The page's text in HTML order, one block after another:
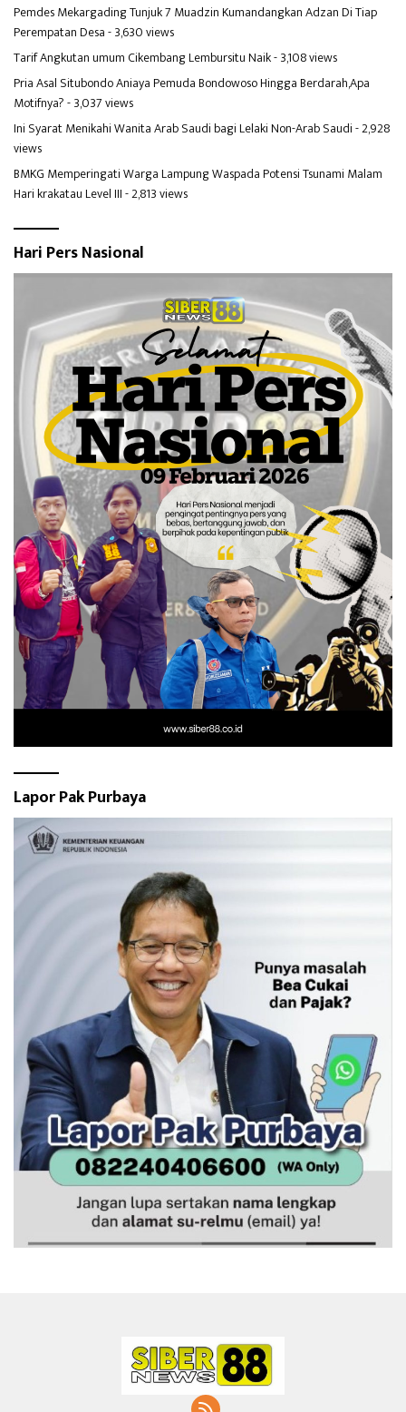
Pemdes Mekargading Tunjuk 7 Muadzin Kumandangkan Adzan Di Tiap
Perempatan Desa- 3,630 views
Tarif Angkutan umum Cikembang Lembursitu Naik- 3,108 views
Pria Asal Situbondo Aniaya Pemuda Bondowoso Hingga Berdarah,Apa
Motifnya?- 3,037 views
Ini Syarat Menikahi Wanita Arab Saudi bagi Lelaki Non-Arab Saudi- 2,928
views
BMKG Memperingati Warga Lampung Waspada Potensi Tsunami Malam
Hari krakatau Level III- 2,813 views
Hari Pers Nasional
Lapor Pak Purbaya